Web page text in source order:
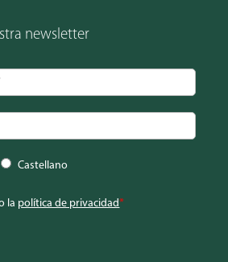
newsletter
Castellano
la política de privacidad*